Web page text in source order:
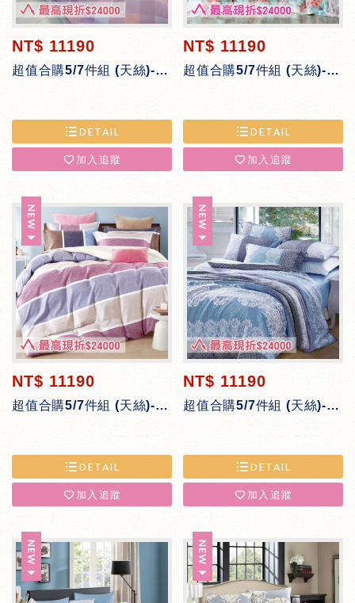
NT$ 11190
超值合購5/7件組 (天絲)-彩虹菱格
DETAIL
加入追蹤
NT$ 11190
超值合購5/7件組 (天絲)-祕密花園
DETAIL
加入追蹤
NT$ 11190
超值合購5/7件組 (天絲)-英倫之戀
DETAIL
加入追蹤
NT$ 11190
超值合購5/7件組 (天絲)-花舞香頌
DETAIL
加入追蹤